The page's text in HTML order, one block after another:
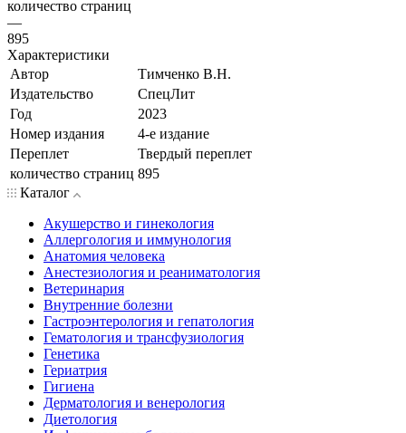
количество страниц
—
895
Характеристики
Автор
Тимченко В.Н.
Издательство
СпецЛит
Год
2023
Номер издания
4-е издание
Переплет
Твердый переплет
количество страниц 895
Каталог
Акушерство и гинекология
Аллергология и иммунология
Анатомия человека
Анестезиология и реаниматология
Ветеринария
Внутренние болезни
Гастроэнтерология и гепатология
Гематология и трансфузиология
Генетика
Гериатрия
Гигиена
Дерматология и венерология
Диетология